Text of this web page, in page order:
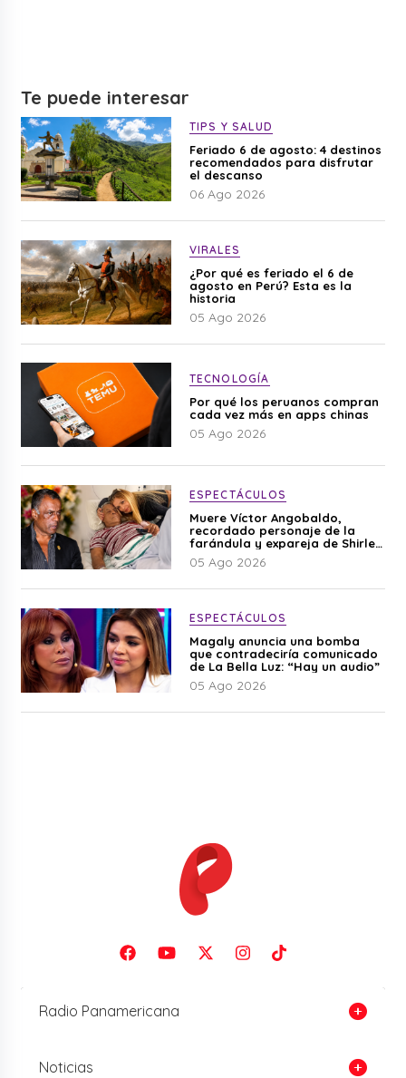
Te puede interesar
TIPS Y SALUD
Feriado 6 de agosto: 4 destinos
recomendados para disfrutar
el descanso
06 Ago 2026
VIRALES
¿Por qué es feriado el 6 de
agosto en Perú? Esta es la
historia
05 Ago 2026
TECNOLOGÍA
Por qué los peruanos compran
cada vez más en apps chinas
05 Ago 2026
ESPECTÁCULOS
Muere Víctor Angobaldo,
recordado personaje de la
farándula y expareja de Shirley
Cherres
05 Ago 2026
ESPECTÁCULOS
Magaly anuncia una bomba
que contradeciría comunicado
de La Bella Luz: “Hay un audio”
05 Ago 2026
Radio Panamericana
Noticias